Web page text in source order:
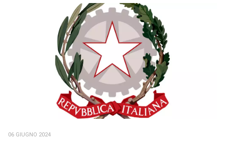
06 GIUGNO 2024